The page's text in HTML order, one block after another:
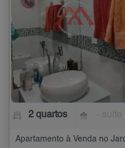
2 quartos